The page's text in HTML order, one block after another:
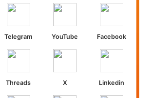
Telegram YouTube Facebook
Threads X Linkedin